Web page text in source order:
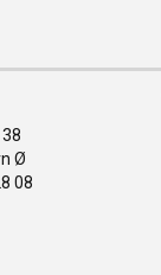
Ø
08